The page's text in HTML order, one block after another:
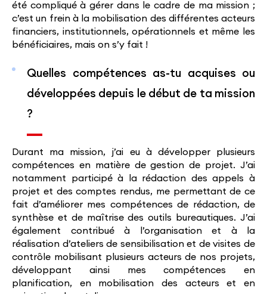
été compliqué à gérer dans le cadre de ma mission ;
c’est un frein à la mobilisation des différentes acteurs
financiers, institutionnels, opérationnels et même les
bénéficiaires, mais on s’y fait !
Quelles compétences as-tu acquises ou
développées depuis le début de ta mission
?
Durant ma mission, j’ai eu à développer plusieurs
compétences en matière de gestion de projet. J’ai
notamment participé à la rédaction des appels à
projet et des comptes rendus, me permettant de ce
fait d’améliorer mes compétences de rédaction, de
synthèse et de maîtrise des outils bureautiques. J’ai
également contribué à l’organisation et à la
réalisation d’ateliers de sensibilisation et de visites de
contrôle mobilisant plusieurs acteurs de nos projets,
développant ainsi mes compétences en
planification, en mobilisation des acteurs et en